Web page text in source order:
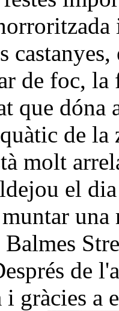
de foc, la
que dóna
de la
molt
el
de
i gràcies